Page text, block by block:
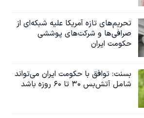
تحریم‌های تازه آمریکا علیه شبکه‌ای از
صرافی‌ها و شرکت‌های پوششی
حکومت ایران
بسنت: توافق با حکومت ایران می‌تواند
شامل آتش‌بس ۳۰ تا ۶۰ روزه باشد